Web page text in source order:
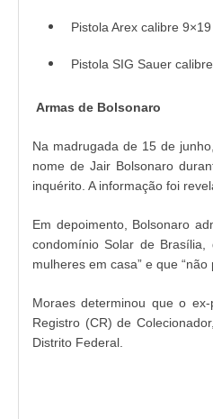
Pistola Arex calibre
Pistola SIG Sauer
Armas de Bolsonaro
Na madrugada de 15 de
nome de Jair Bolsonaro
inquérito. A informação foi
Em depoimento, Bolsonaro
condomínio Solar de
mulheres em casa” e que “não
Moraes determinou que o
Registro (CR) de
Distrito Federal.